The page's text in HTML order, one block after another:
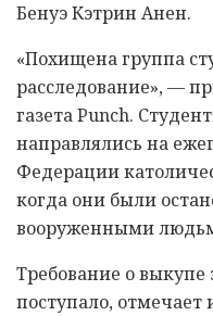
Бенуэ Кэтрин Анен.
«Похищена группа
расследование», —
газета Punch.
направлялись на
Федерации
когда они были
вооруженными
Требование о выкупе
поступало,